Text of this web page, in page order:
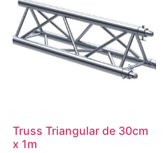
Truss Triangular de 30cm
x 1m